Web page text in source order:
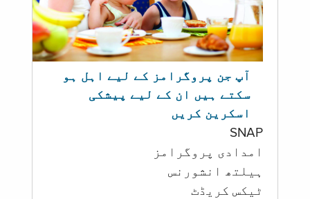
آپ جن پروگرامز کے لیے اہل ہو
سکتے ہیں ان کے لیے پیشکی
اسکرین کریں
SNAP
امدادی پروگرامز
‏ہیلتھ انشورنس
ٹیکس کریڈٹ